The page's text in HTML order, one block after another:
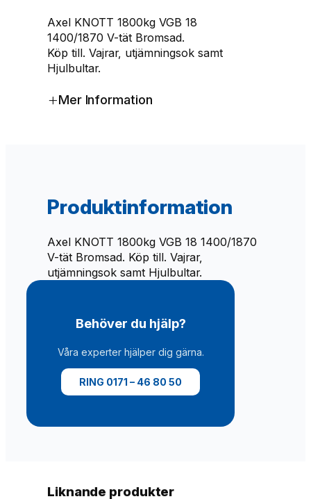
O
T
T
1
0
1
/
1
4
0
Axel KNOTT 1800kg VGB 18
1400/1870 V-tät Bromsad.
Köp till. Vajrar, utjämningsok samt
Hjulbultar.
+Mer Information
Produktinformation
Axel KNOTT 1800kg VGB 18 1400/1870
V-tät Bromsad. Köp till. Vajrar,
utjämningsok samt Hjulbultar.
Behöver du hjälp?
Våra experter hjälper dig gärna.
RING 0171 – 46 80 50
Liknande produkter